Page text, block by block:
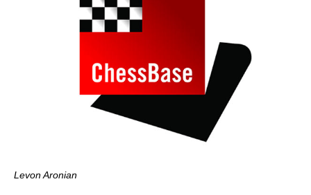
Levon Aronian